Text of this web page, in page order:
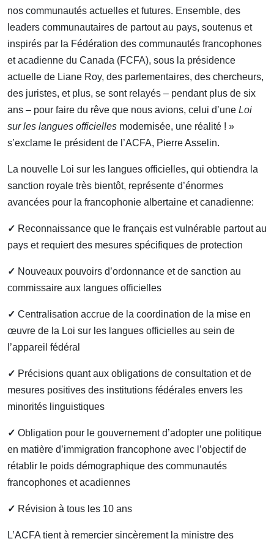
nos communautés actuelles et futures. Ensemble, des
leaders communautaires de partout au pays, soutenus et
inspirés par la Fédération des communautés francophones
et acadienne du Canada (FCFA), sous la présidence
actuelle de Liane Roy, des parlementaires, des chercheurs,
des juristes, et plus, se sont relayés – pendant plus de six
ans – pour faire du rêve que nous avions, celui d’une Loi
sur les langues officielles modernisée, une réalité ! »
s’exclame le président de l’ACFA, Pierre Asselin.
La nouvelle Loi sur les langues officielles, qui obtiendra la
sanction royale très bientôt, représente d’énormes
avancées pour la francophonie albertaine et canadienne:
✓ Reconnaissance que le français est vulnérable partout au
pays et requiert des mesures spécifiques de protection
✓ Nouveaux pouvoirs d’ordonnance et de sanction au
commissaire aux langues officielles
✓ Centralisation accrue de la coordination de la mise en
œuvre de la Loi sur les langues officielles au sein de
l’appareil fédéral
✓ Précisions quant aux obligations de consultation et de
mesures positives des institutions fédérales envers les
minorités linguistiques
✓ Obligation pour le gouvernement d’adopter une politique
en matière d’immigration francophone avec l’objectif de
rétablir le poids démographique des communautés
francophones et acadiennes
✓ Révision à tous les 10 ans
L’ACFA tient à remercier sincèrement la ministre des